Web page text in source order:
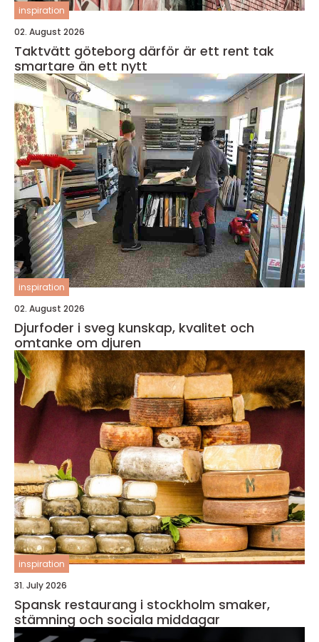
inspiration
02. August 2026
Taktvätt göteborg därför är ett rent tak
smartare än ett nytt
inspiration
02. August 2026
Djurfoder i sveg kunskap, kvalitet och
omtanke om djuren
inspiration
31. July 2026
Spansk restaurang i stockholm smaker,
stämning och sociala middagar